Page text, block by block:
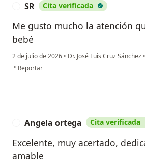
SR Cita verificada
Me gusto mucho la atención
bebé
2 de julio de 2026 • Dr. José Luis Cruz Sánchez •
• en opinión del usuario SR
Reportar
Angela ortega Cita verificada
Excelente, muy acertado,
amable